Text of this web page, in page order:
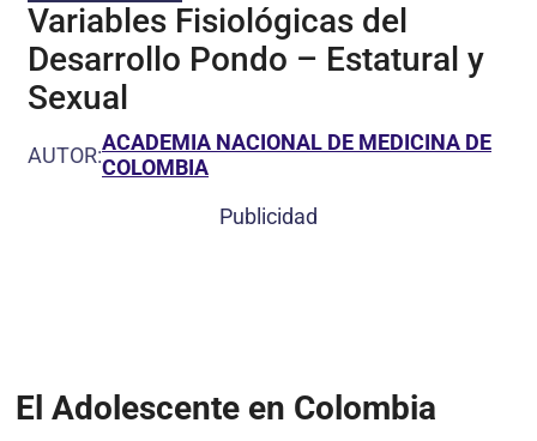
Variables Fisiológicas del
Desarrollo Pondo – Estatural y
Sexual
AUTOR:ACADEMIA NACIONAL DE MEDICINA DE
COLOMBIA
Publicidad
El Adolescente en Colombia